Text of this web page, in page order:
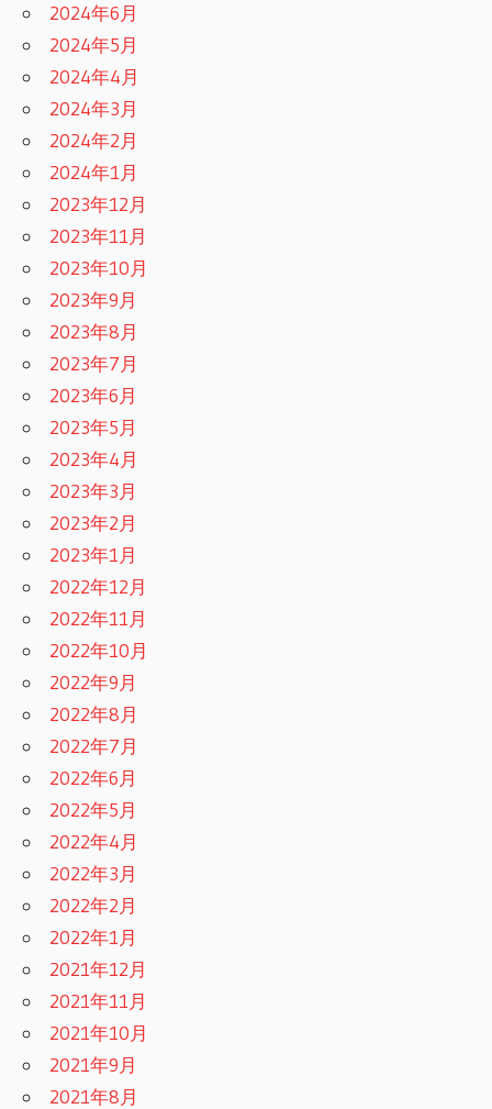
2024年6月
2024年5月
2024年4月
2024年3月
2024年2月
2024年1月
2023年12月
2023年11月
2023年10月
2023年9月
2023年8月
2023年7月
2023年6月
2023年5月
2023年4月
2023年3月
2023年2月
2023年1月
2022年12月
2022年11月
2022年10月
2022年9月
2022年8月
2022年7月
2022年6月
2022年5月
2022年4月
2022年3月
2022年2月
2022年1月
2021年12月
2021年11月
2021年10月
2021年9月
2021年8月